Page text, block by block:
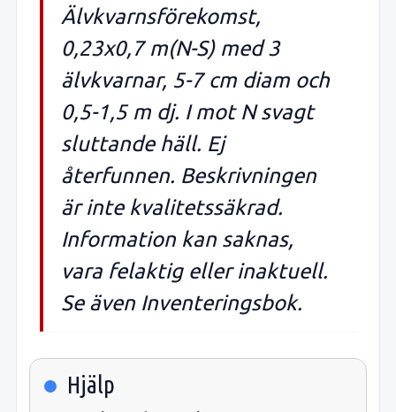
Älvkvarnsförekomst,
0,23x0,7 m(N-S) med 3
älvkvarnar, 5-7 cm diam och
0,5-1,5 m dj. I mot N svagt
sluttande häll. Ej
återfunnen. Beskrivningen
är inte kvalitetssäkrad.
Information kan saknas,
vara felaktig eller inaktuell.
Se även Inventeringsbok.
Hjälp